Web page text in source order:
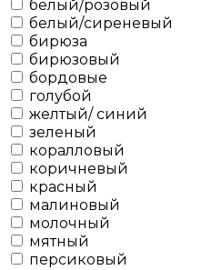
белый/розовый
белый/сиреневый
бирюза
бирюзовый
бордовые
голубой
желтый/ синий
зеленый
коралловый
коричневый
красный
малиновый
молочный
мятный
персиковый